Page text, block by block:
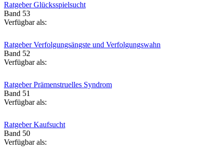
Ratgeber Glücksspielsucht
Band 53
Verfügbar als:
Ratgeber Verfolgungsängste und Verfolgungswahn
Band 52
Verfügbar als:
Ratgeber Prämenstruelles Syndrom
Band 51
Verfügbar als:
Ratgeber Kaufsucht
Band 50
Verfügbar als: